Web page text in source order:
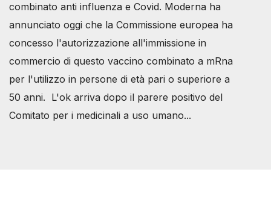
combinato anti influenza e Covid. Moderna ha
annunciato oggi che la Commissione europea ha
concesso l'autorizzazione all'immissione in
commercio di questo vaccino combinato a mRna
per l'utilizzo in persone di età pari o superiore a
50 anni. L'ok arriva dopo il parere positivo del
Comitato per i medicinali a uso umano...